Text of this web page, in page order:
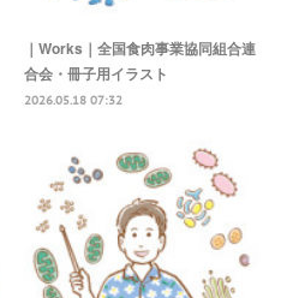
｜Works｜全国食肉事業協同組合連
合会・冊子用イラスト
2026.05.18 07:32